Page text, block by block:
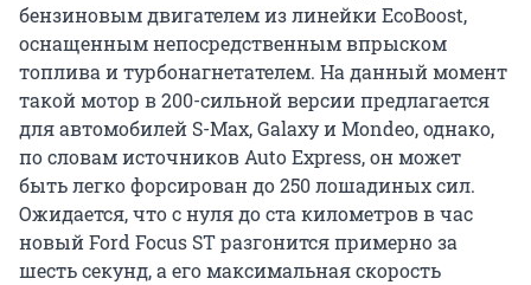
бензиновым двигателем из линейки EcoBoost,
оснащенным непосредственным впрыском
топлива и турбонагнетателем. На данный момент
такой мотор в 200-сильной версии предлагается
для автомобилей S-Max, Galaxy и Mondeo, однако,
по словам источников Auto Express, он может
быть легко форсирован до 250 лошадиных сил.
Ожидается, что с нуля до ста километров в час
новый Ford Focus ST разгонится примерно за
шесть секунд, а его максимальная скорость